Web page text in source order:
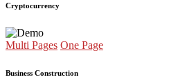
Cryptocurrency
Multi Pages One Page
Business Construction